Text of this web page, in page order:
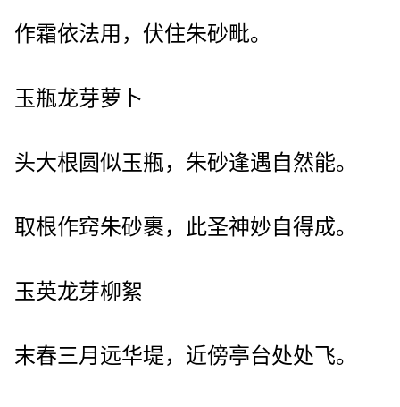
作霜依法用，伏住朱砂毗。
玉瓶龙芽萝卜
头大根圆似玉瓶，朱砂逢遇自然能。
取根作窍朱砂裹，此圣神妙自得成。
玉英龙芽柳絮
末春三月远华堤，近傍亭台处处飞。